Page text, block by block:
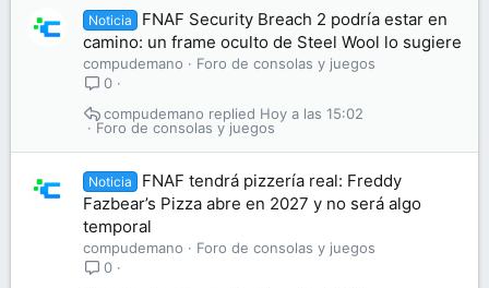
Noticia
FNAF Security Breach 2 podría estar en
camino: un frame oculto de Steel Wool lo sugiere
compudemano
Foro de consolas y juegos
0
Foro de consolas y juegos
Hoy a las 15:02
compudemano
Noticia
FNAF tendrá pizzería real: Freddy
Fazbear’s Pizza abre en 2027 y no será algo
temporal
compudemano
Foro de consolas y juegos
0